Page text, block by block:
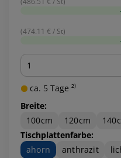
(474.11 € / St)
Menge
ca. 5 Tage ²⁾
Breite:
100cm
120cm
Tischplattenfarbe:
ahorn
anthrazit